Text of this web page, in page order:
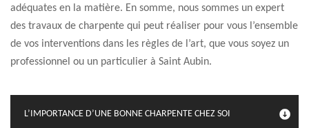
adéquates en la matière. En somme, nous sommes un expert
des travaux de charpente qui peut réaliser pour vous l’ensemble
de vos interventions dans les règles de l’art, que vous soyez un
professionnel ou un particulier à Saint Aubin.
L’IMPORTANCE D’UNE BONNE CHARPENTE CHEZ SOI